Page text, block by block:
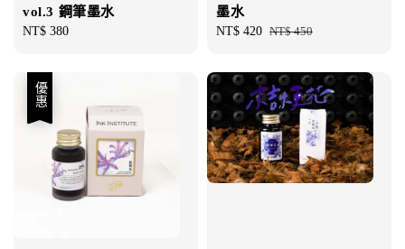
vol.3 鋼筆墨水
Regular
NT$ 380
墨水
Sale
NT$ 420 Regular
NT$ 450
優惠